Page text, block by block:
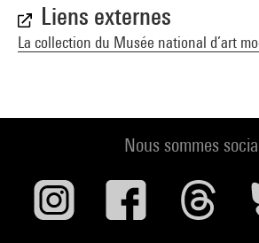
Liens externes
La collection du Musée national d’art
Nous sommes